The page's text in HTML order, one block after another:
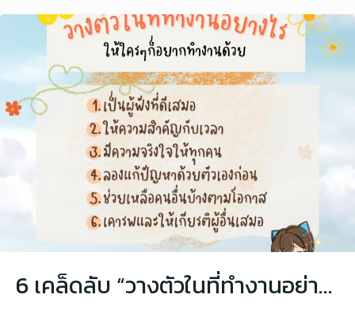
6 เคล็ดลับ “วางตัวในที่ทำงานอย่างไร ให้ใครๆ ก็อยากทำงานด้วย”